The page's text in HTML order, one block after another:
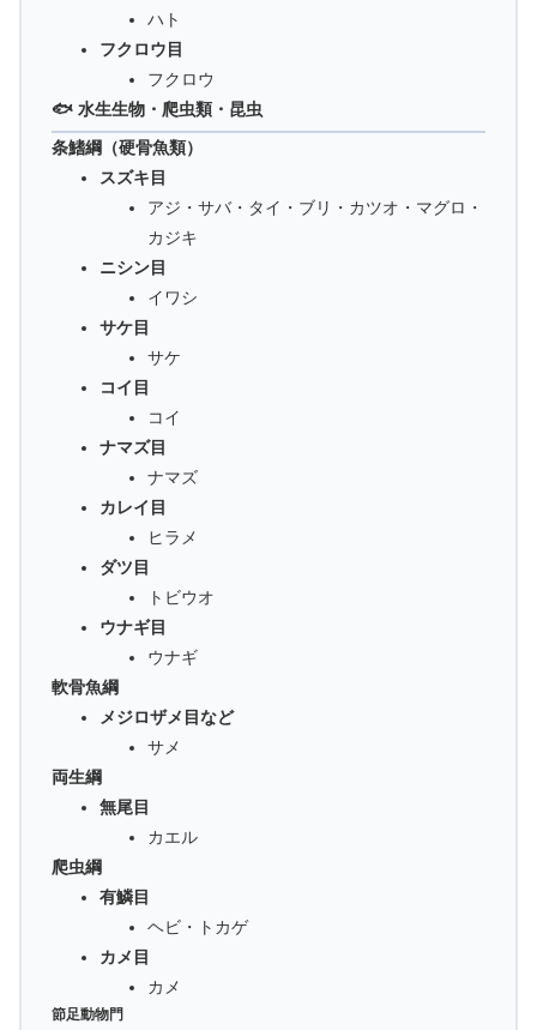
ハト
フクロウ目
フクロウ
🐟 水生生物・爬虫類・昆虫
条鰭綱（硬骨魚類）
スズキ目
アジ・サバ・タイ・ブリ・カツオ・マグロ・
カジキ
ニシン目
イワシ
サケ目
サケ
コイ目
コイ
ナマズ目
ナマズ
カレイ目
ヒラメ
ダツ目
トビウオ
ウナギ目
ウナギ
軟骨魚綱
メジロザメ目など
サメ
両生綱
無尾目
カエル
爬虫綱
有鱗目
ヘビ・トカゲ
カメ目
カメ
節足動物門